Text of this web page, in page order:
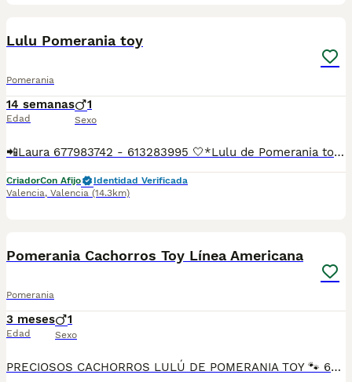
Lulu Pomerania toy
Pomerania
14 semanas
Edad
1
Sexo
📲Laura 677983742 - 613283995 🤍*Lulu de Pomerania toy su nombre es Peter*🤍 ¿Buscas un nuevo compañero para tu hogar? ❤️ Tenemos preciosos cachorros listos para encontrar una familia responsable. ✅ Vacunados ✅ Desparasitados ✅ Cartilla sanitaria ✅ Garantías incluidas ✅ Máxima atención y cuidado Se hacen envíos a toda España: Andalucía: Almería, Cádiz, Córdoba, Granada, Huelva, Jaén, Málaga, Sevilla.Aragón: Huesca, Teruel, Zaragoza.Asturias: Oviedo.Baleares: Palma.Canarias: Las Palmas de Gran Canaria, Santa Cruz de Tenerife.Cantabria: Santander.Castilla-La Mancha: Albacete, Ciudad Real, Cuenca, Guadalajara, Toledo.Castilla y León: Ávila, Burgos, León, Palencia, Salamanca, Segovia, Soria, Valladolid, Zamora.Cataluña: Barcelona, Gerona (Girona), Lérida (Lleida), Tarragona.Comunidad Valenciana: Alicante, Castellón de la Plana, Valencia.Extremadura: Badajoz, Cáceres.Galicia: La Coruña (A Coruña), Lugo, Orense (Ourense), Pontevedra.La Rioja: Logroño.Madrid: Madrid.Murcia: Murcia.Navarra: Pamplona.País Vasco: Bilbao (Vizcaya), San Sebastián (Guipúzcoa), Vitoria (Álava). 🐾 Cachorros sanos, sociables y criados con mucho cariño. 📲 ¡Pregunta sin compromiso por disponibilidad, fotos y precios por mensaje privado!
CriadorCon Afijo
Identidad Verificada
Valencia, Valencia (14.3km)
Pomerania Cachorros Toy Línea Americana
Pomerania
3 meses
Edad
1
Sexo
PRECIOSOS CACHORROS LULÚ DE POMERANIA TOY 🐾 604370339 Luxury Puppies Kennel Benidorm: ​Selección exclusiva de cachorros Pomerania de línea americana Auténticos peluches criados en ambiente familiar, con un pelo espectacular, denso y esponjoso. ​Colores disponibles: Blanco, crema, naranja y sable. ​Se entregan con: Vacunas al día, desparasitación interna/externa, cartilla sanitaria oficial y microchip. ​Garantías: Garantía vírica y genética por escrito. ​Hacemos envíos autorizados a toda España o recogida en mano. ¡Ven a verlos sin compromiso! Máxima seriedad. ​: pomerania toy, lulu de pomerania, pomerania mini, cachorros pomerania, pomerania blanco, comprar pomerania.